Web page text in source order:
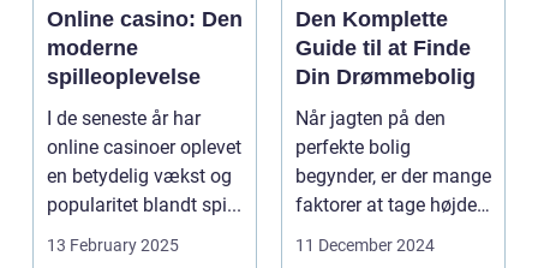
Online casino: Den
moderne
spilleoplevelse
I de seneste år har
online casinoer oplevet
en betydelig vækst og
popularitet blandt spi...
13 February 2025
Den Komplette
Guide til at Finde
Din Drømmebolig
Når jagten på den
perfekte bolig
begynder, er der mange
faktorer at tage højde
fo...
11 December 2024